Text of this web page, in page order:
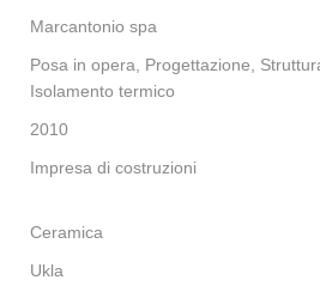
Marcantonio spa
Posa in opera, Progettazione,
Isolamento termico
2010
Impresa di costruzioni
Ceramica
Ukla